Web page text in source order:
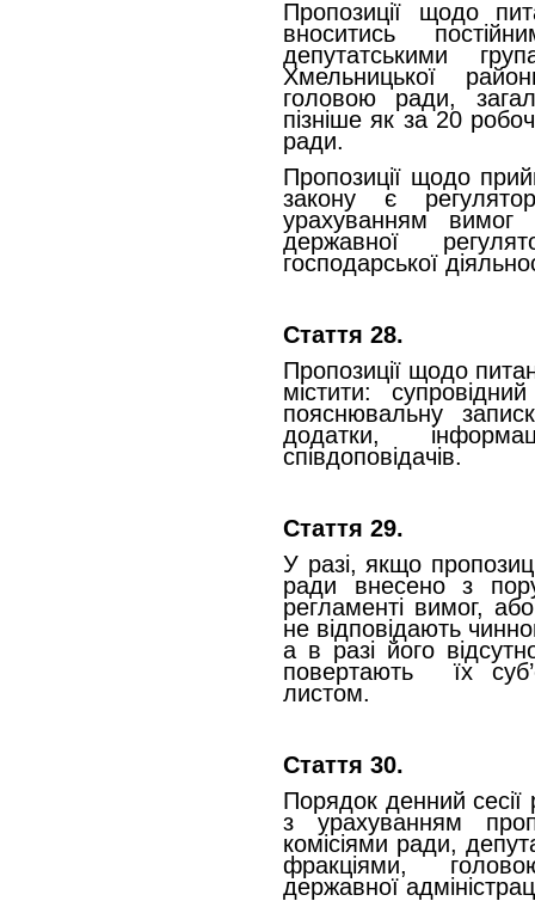
Пропозиції щодо
вноситись
депутатськими
Хмельницької
головою ради,
пізніше як за 20
ради.
Пропозиції щодо
закону є
урахуванням
державної
господарської
Стаття 28.
Пропозиції щодо
містити:
пояснювальну
додатки,
співдоповідачів.
Стаття 29.
У разі, якщо
ради внесено з
регламенті вимог,
не відповідають
а в разі його
повертають їх
листом.
Стаття 30.
Порядок денний
з урахуванням
комісіями ради,
фракціями,
державної